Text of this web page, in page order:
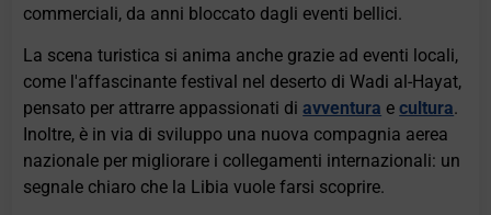
commerciali, da anni bloccato dagli eventi bellici.
La scena turistica si anima anche grazie ad eventi locali,
come l'affascinante festival nel deserto di Wadi al-Hayat,
pensato per attrarre appassionati diavventura ecultura.
Inoltre, è in via di sviluppo una nuova compagnia aerea
nazionale per migliorare i collegamenti internazionali: un
segnale chiaro che la Libia vuole farsi scoprire.